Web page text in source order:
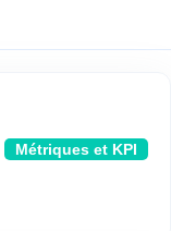
Métriques et KPI